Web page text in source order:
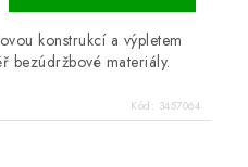
konstrukcí a výpletem
bezúdržbové materiály.
Kód: 3457064